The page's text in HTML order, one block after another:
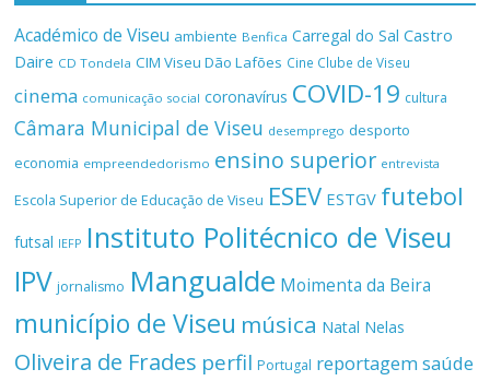
Académico de Viseu ambiente Benfica Carregal do Sal Castro
Daire CD Tondela CIM Viseu Dão Lafões Cine Clube de Viseu
cinema comunicação social coronavírus COVID-19 cultura
Câmara Municipal de Viseu desemprego desporto
economia empreendedorismo ensino superior entrevista
Escola Superior de Educação de Viseu ESEV ESTGV futebol
futsal IEFP Instituto Politécnico de Viseu
IPV jornalismo Mangualde Moimenta da Beira
município de Viseu música Natal Nelas
Oliveira de Frades perfil Portugal reportagemsaúde